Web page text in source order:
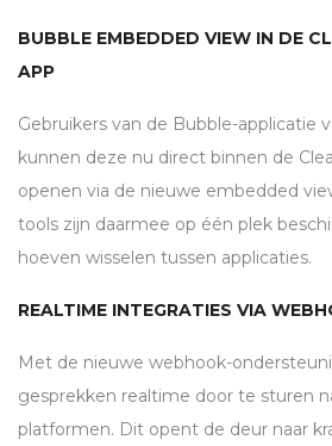
BUBBLE EMBEDDED VIEW IN DE
APP
Gebruikers van de Bubble-applicatie
kunnen deze nu direct binnen de
openen via de nieuwe embedded
tools zijn daarmee op één plek
hoeven wisselen tussen applicaties.
REALTIME INTEGRATIES VIA
Met de nieuwe webhook-
gesprekken realtime door te sturen
platformen. Dit opent de deur naar